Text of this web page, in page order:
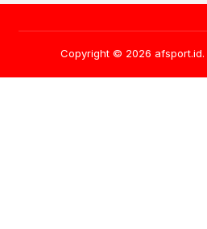
Copyright © 2026 afsport.id